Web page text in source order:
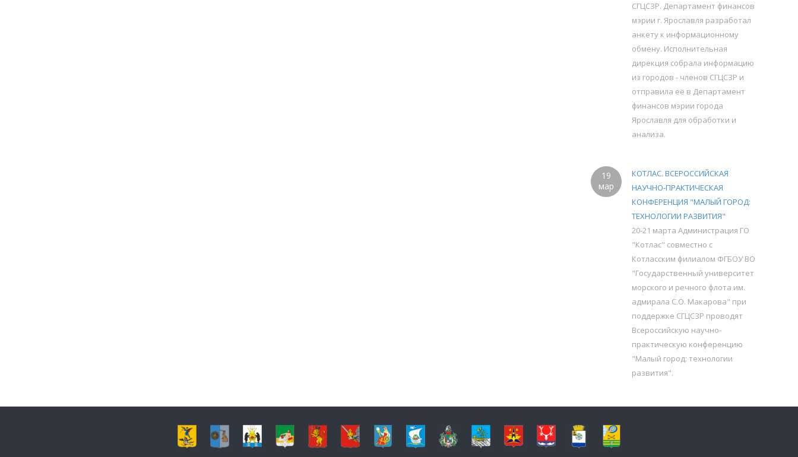
СГЦСЗР. Департамент финансов
мэрии г. Ярославля разработал
анкету к информационному
обмену. Исполнительная
дирекция собрала информацию
из городов - членов СГЦСЗР и
отправила её в Департамент
финансов мэрии города
Ярославля для обработки и
анализа.
19
мар
КОТЛАС. ВСЕРОССИЙСКАЯ
НАУЧНО-ПРАКТИЧЕСКАЯ
КОНФЕРЕНЦИЯ "МАЛЫЙ ГОРОД:
ТЕХНОЛОГИИ РАЗВИТИЯ"
20-21 марта Администрация ГО
"Котлас" совместно с
Котласским филиалом ФГБОУ ВО
"Государственный университет
морского и речного флота им.
адмирала С.О. Макарова" при
поддержке СГЦСЗР проводят
Всероссийскую научно-
практическую конференцию
"Малый город: технологии
развития".